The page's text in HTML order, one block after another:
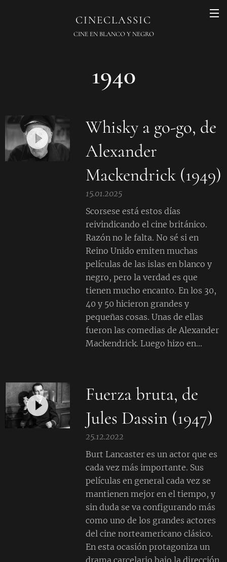
CINECLASSIC
CINE EN BLANCO Y NEGRO
1940
Whisky a go-go, de
Alexander
Mackendrick (1949)
15.01.2025
Scorsese está estos días
reivindicando el cine británico.
Razón no le falta. No sé si en
Reino Unido emiten muchas
películas de las islas en blanco y
negro, pero la verdad es que
tienen mucho encanto. En los 30,
40 y 50 hicieron grandes y
pequeñas cosas. Unas de ellas
fueron las comedias de Alexander
Mackendrick. Luego hizo en...
Fuerza bruta, de
Jules Dassin (1947)
25.12.2022
Burt Lancaster es un actor que es
cada vez más importante. Sus
películas en general cada vez se
mantienen mejor en el tiempo, y
sin duda se va configurando más
como uno de los grandes actores
del cine norteamericano clásico.
En esta ocasión protagoniza un
drama carcelario bajo la dirección